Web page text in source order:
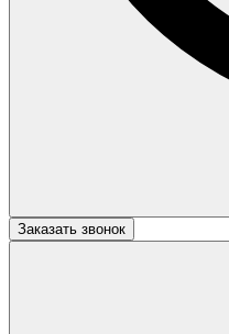
Заказать звонок